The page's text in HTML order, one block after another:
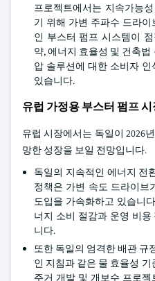
프로젝트에서는 지속가능
기 위해 가변 주파수 드라이
인 부스터 펌프 시스템이
약, 에너지 효율성 및 건축
압 솔루션에 대한 소비자
있습니다.
유럽 가정용 부스터 펌프
유럽 시장에서는 독일이 2026
망한 성장을 보일 전망입니다.
독일의 지속적인 에너지 전
정책은 가변 속도 드라이브
도입을 가속화하고 있습니
너지 소비 절감과 운영 비
니다.
또한 독일의 엄격한 배관 규
인 지침과 같은 물 효율성
주거 개발 및 개보수 프로